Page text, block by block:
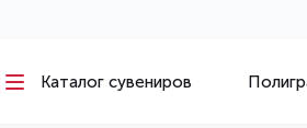
Каталог сувениров